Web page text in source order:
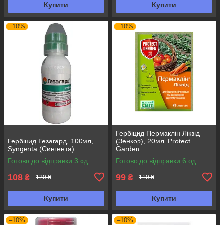
Купити Купити
–10%
Гербіцид Гезагард, 100мл,
Syngenta (Сингента)
Готово до відправки 3 од.
108 ₴ 120 ₴
Купити
–10%
Гербіцид Пермаклін Ліквід
(Зенкор), 20мл, Protect
Garden
Готово до відправки 6 од.
99 ₴ 110 ₴
Купити
–10% –10%